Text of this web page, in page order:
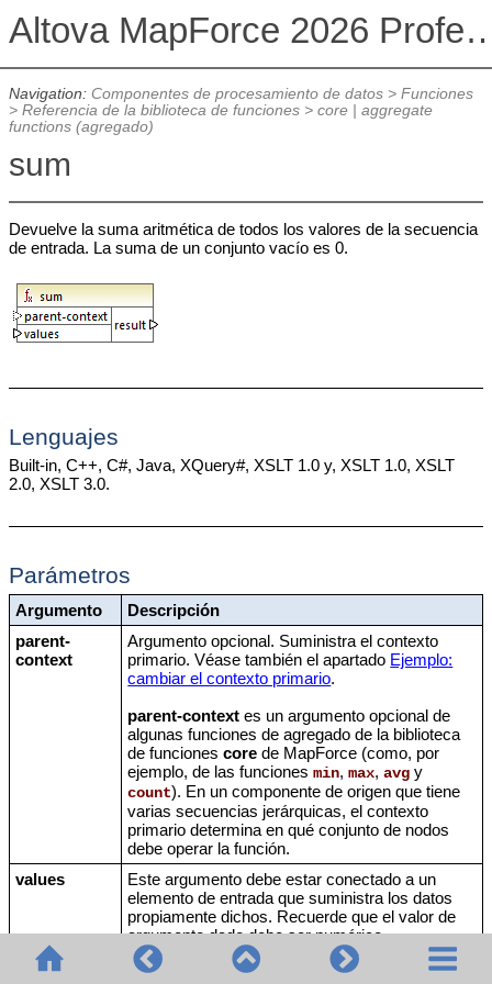
Altova MapForce
Navigation: Componentes de procesamiento de datos> Funciones
> Referencia de la biblioteca de funciones> core | aggregate
functions (agregado)
sum
Devuelve la suma aritmética de todos los valores de la secuencia
de entrada. La suma de un conjunto vacío es 0.
Lenguajes
Built-in, C++, C#, Java, XQuery#, XSLT 1.0 y, XSLT 1.0, XSLT
2.0, XSLT 3.0.
Parámetros
Argumento
Descripción
parent-
context
Argumento opcional. Suministra el contexto
primario. Véase también el apartado Ejemplo:
cambiar el contexto primario.
parent-context es un argumento opcional de
algunas funciones de agregado de la biblioteca
de funcionescore de MapForce (como, por
ejemplo, de las funcionesmin,max,avg y
count). En un componente de origen que tiene
varias secuencias jerárquicas, el contexto
primario determina en qué conjunto de nodos
debe operar la función.
values
Este argumento debe estar conectado a un
elemento de entrada que suministra los datos
propiamente dichos. Recuerde que el valor de
argumento dado debe ser numérico.